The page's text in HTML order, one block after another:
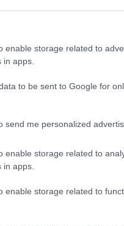
enable storage related to
apps.
to be sent to Google for
send me personalized
enable storage related to
apps.
enable storage related to
più solo un settore di
delle tecnologie
rivoluzionare il modo
solo di utenti
non credete? 💥
che questa
Ha
abbia il giusto livello
soprattutto
vite quotidiane.